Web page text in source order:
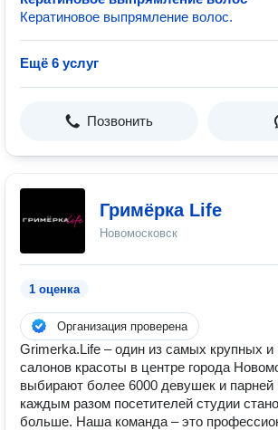
Кератиновое выпрямление волос.
Ещё 6 услуг
Позвонить
Гримёрка Life
Новомосковск
1 оценка
Организация проверена
Grimerka.Life – один из самых крупных и
салонов красоты в центре города
выбирают более 6000 девушек и парней
каждым разом посетителей студии
больше. Наша команда – это